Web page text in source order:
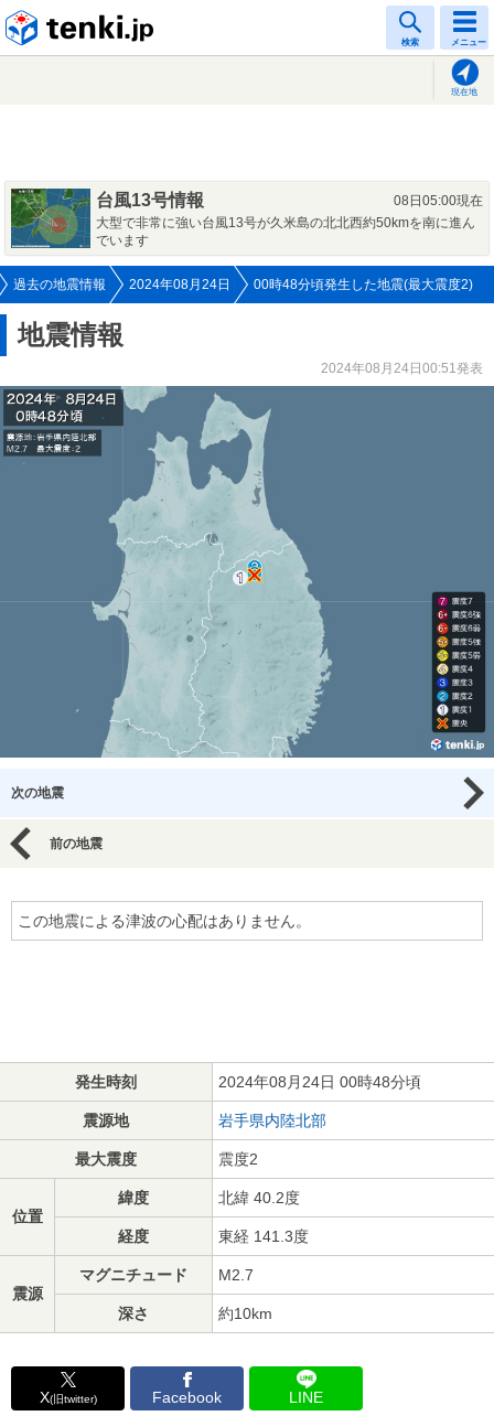
検索 メニュー
現在地
台風13号情報
08日05:00現在
大型で非常に強い台風13号が久米島の北北西約50kmを南に進ん
でいます
過去の地震情報 2024年08月24日 00時48分頃発生した地震(最大震度2)
地震情報
2024年08月24日00:51発表
次の地震
前の地震
この地震による津波の心配はありません。
発生時刻 2024年08月24日 00時48分頃
震源地 岩手県内陸北部
最大震度 震度2
位置
緯度 北緯 40.2度
経度 東経 141.3度
震源
マグニチュード M2.7
深さ 約10km
X(旧twitter) Facebook LINE